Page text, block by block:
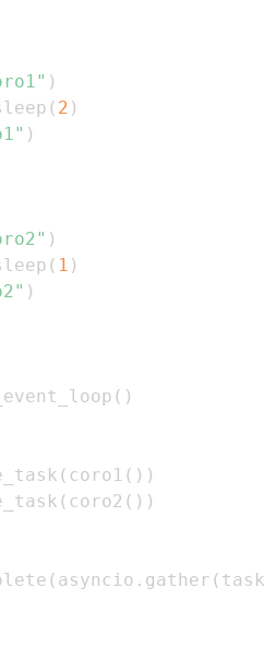
)
( 2 )
)
)
( 1 )
)
( )
( coro1 ( ) )
( coro2 ( ) )
( asyncio . gather ( task1